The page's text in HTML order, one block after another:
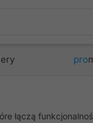
pro
łączą